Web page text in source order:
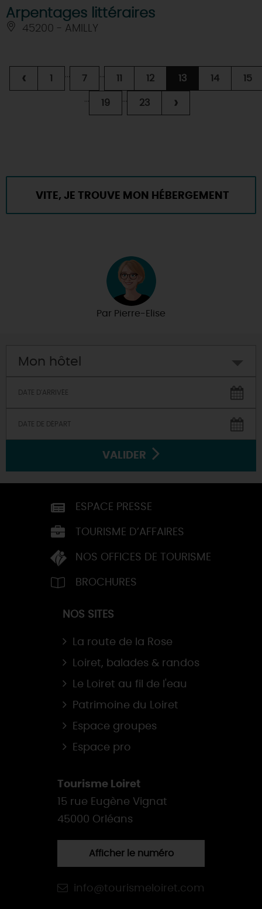
Arpentages littéraires
45200 - AMILLY
‹ 1 ... 7 ... 11 12 13 14 15
... 19 ... 23 ›
VITE, JE TROUVE MON HÉBERGEMENT
Par Pierre-Elise
Mon hôtel
VALIDER
ESPACE PRESSE
TOURISME D’AFFAIRES
NOS OFFICES DE TOURISME
BROCHURES
NOS SITES
La route de la Rose
Loiret, balades & randos
Le Loiret au fil de l'eau
Patrimoine du Loiret
Espace groupes
Espace pro
Tourisme Loiret
15 rue Eugène Vignat
45000 Orléans
Afficher le numéro
info@tourismeloiret.com